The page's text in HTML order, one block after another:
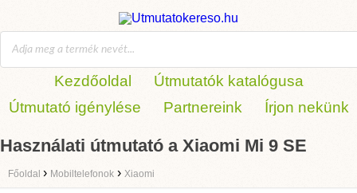
Kezdőoldal
Útmutatók katalógusa
Útmutató igénylése
Partnereink Írjon nekünk
Használati útmutató a Xiaomi Mi 9 SE
Főoldal › Mobiltelefonok › Xiaomi